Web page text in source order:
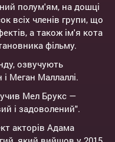
полум'ям, на дошці
всіх членів групи, що
а також ім'я кота
фільму.
озвучують
Меган Маллаллі.
Мел Брукс —
і задоволений".
акторів Адама